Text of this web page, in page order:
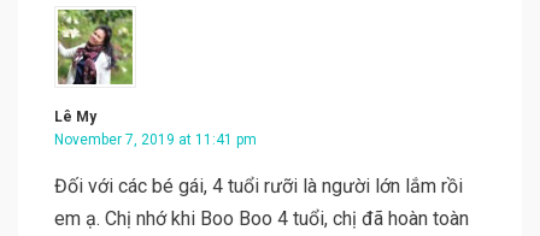
Lê My
November 7, 2019 at 11:41 pm
Đối với các bé gái, 4 tuổi rưỡi là người lớn lắm rồi
em ạ. Chị nhớ khi Boo Boo 4 tuổi, chị đã hoàn toàn